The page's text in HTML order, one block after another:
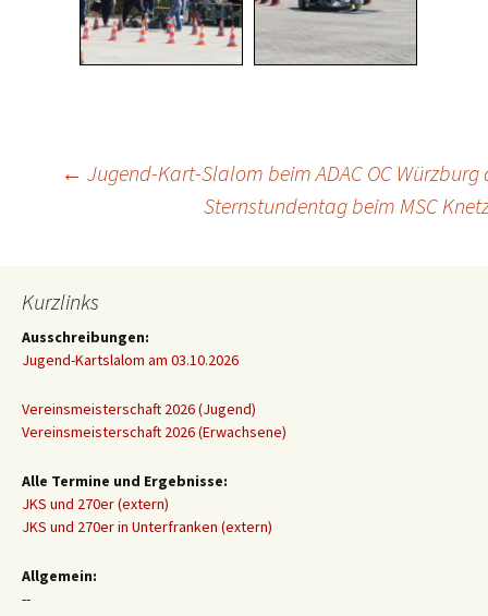
Beitragsnavigation
← Jugend-Kart-Slalom beim ADAC OC Würzburg
Sternstundentag beim MSC
Kurzlinks
Ausschreibungen:
Jugend-Kartslalom am 03.10.2026
Vereinsmeisterschaft 2026 (Jugend)
Vereinsmeisterschaft 2026 (Erwachsene)
Alle Termine und Ergebnisse:
JKS und 270er (extern)
JKS und 270er in Unterfranken (extern)
Allgemein:
--